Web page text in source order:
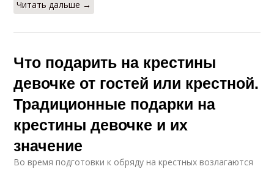
Читать дальше →
Что подарить на крестины
девочке от гостей или крестной.
Традиционные подарки на
крестины девочке и их
значение
Во время подготовки к обряду на крестных возлагаются